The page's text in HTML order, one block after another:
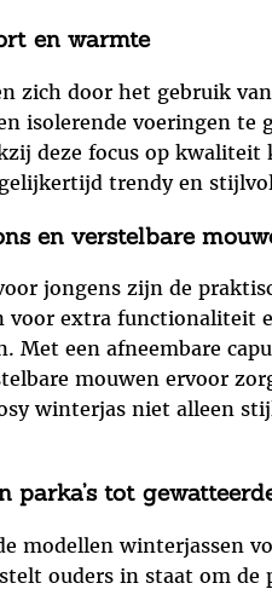
en warmte
zich door het gebruik
isolerende voeringen
deze focus op
trendy en
en verstelbare
jongens zijn de
voor extra
Met een afneembare
mouwen ervoor
winterjas niet alleen
tot
modellen winterjassen
ouders in staat om